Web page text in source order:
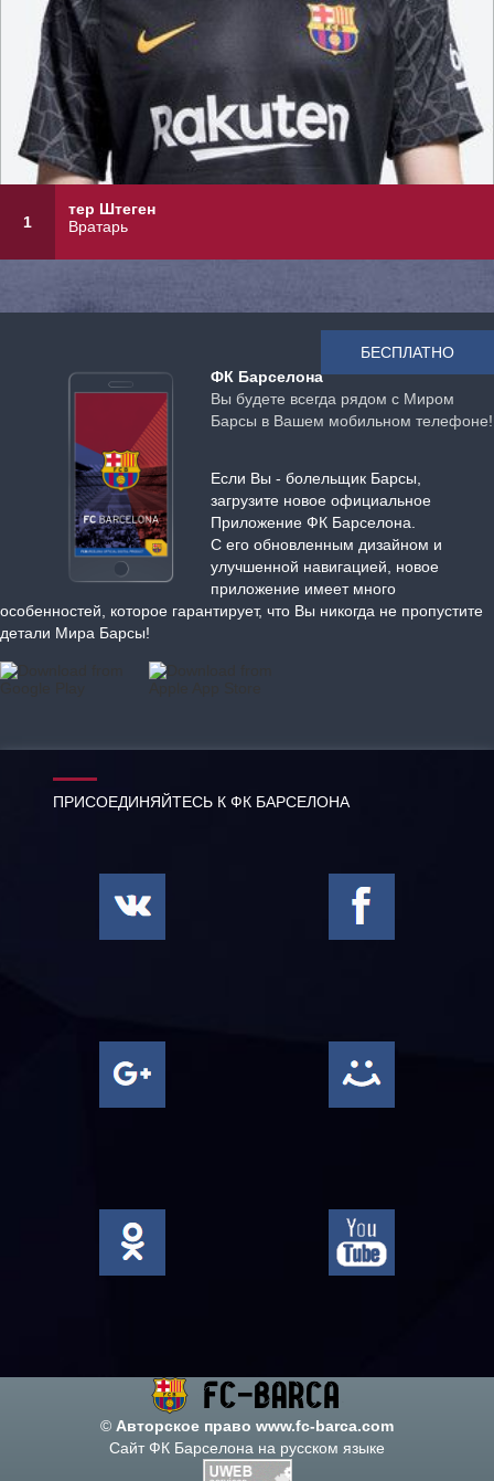
1
тер Штеген
Вратарь
ФК Барселона
Вы будете всегда рядом с Миром
Барсы в Вашем мобильном телефоне!
Если Вы - болельщик Барсы,
загрузите новое официальное
Приложение ФК Барселона.
С его обновленным дизайном и
улучшенной навигацией, новое
приложение имеет много
особенностей, которое гарантирует, что Вы никогда не пропустите
детали Мира Барсы!
БЕСПЛАТНО
ПРИСОЕДИНЯЙТЕСЬ К ФК БАРСЕЛОНА
© Авторское право www.fc-barca.com
Сайт ФК Барселона на русском языке